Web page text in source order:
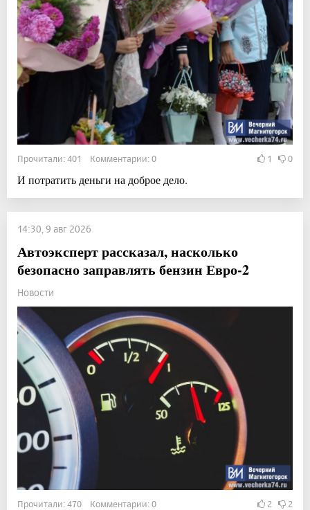
Прочитали: 401 Комментарии: 0 1 0
И потратить деньги на доброе дело.
14:30, 9 авг 2026
Автоэксперт рассказал, насколько
безопасно заправлять бензин Евро-2
Новости
Прочитали: 470 Комментарии: 0 2 2